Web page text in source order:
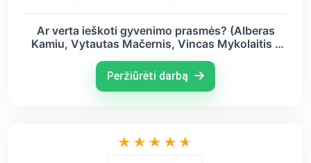
Ar verta ieškoti gyvenimo prasmės? (Alberas
Kamiu, Vytautas Mačernis, Vincas Mykolaitis -
Peržiūrėti darbą